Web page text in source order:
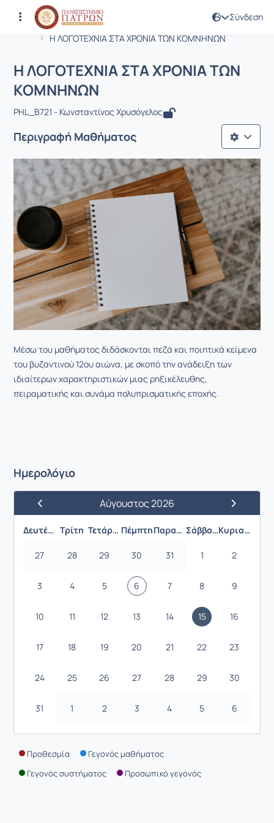
Σύνδεση
Αρχική Σελίδα
Η ΛΟΓΟΤΕΧΝΙΑ ΣΤΑ ΧΡΟΝΙΑ ΤΩΝ ΚΟΜΝΗΝΩΝ
Μάθημα : Η ΛΟΓΟΤΕΧΝΙΑ ΣΤΑ
Κωδικός : LIT1974
Η ΛΟΓΟΤΕΧΝΙΑ ΣΤΑ ΧΡΟΝΙΑ ΤΩΝ
ΚΟΜΝΗΝΩΝ
PHL_Β721 - Κωνσταντίνος Χρυσόγελος
Περιγραφή Μαθήματος
Μέσω του μαθήματος διδάσκονται πεζά και ποιητικά κείμενα
του βυζαντινού 12ου αιώνα, με σκοπό την ανάδειξη των
ιδιαίτερων χαρακτηριστικών μιας ρηξικέλευθης,
πειραματικής και συνάμα πολυπρισματικής εποχής.
Ημερολόγιο
Προηγούμενος ΜήναςΑύγουστος 2026
Επόμενος
Δευτέρα Τρίτη Τετάρτη Πέμπτη Παρασκευή Σάββατο Κυριακή
27 28 29 30 31 1 2
3 4 5 6 7 8 9
10 11 12 13 14 15 16
17 18 19 20 21 22 23
24 25 26 27 28 29 30
31 1 2 3 4 5 6
Προθεσμία
Γεγονός μαθήματος
Γεγονός συστήματος
Προσωπικό γεγονός